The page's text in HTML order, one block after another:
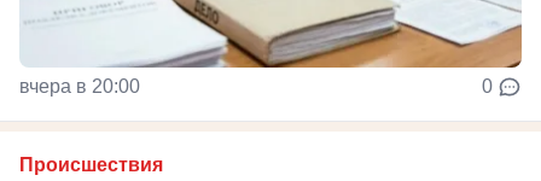
вчера в 20:00 0
Происшествия